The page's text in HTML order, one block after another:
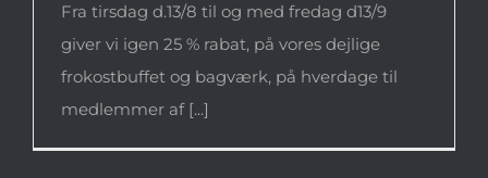
Fra tirsdag d.13/8 til og med fredag d13/9
giver vi igen 25 % rabat, på vores dejlige
frokostbuffet og bagværk, på hverdage til
medlemmer af [...]